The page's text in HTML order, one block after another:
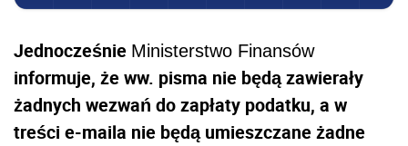
Jednocześnie Ministerstwo Finansów
informuje, że ww. pisma nie będą zawierały
żadnych wezwań do zapłaty podatku, a w
treści e-maila nie będą umieszczane żadne